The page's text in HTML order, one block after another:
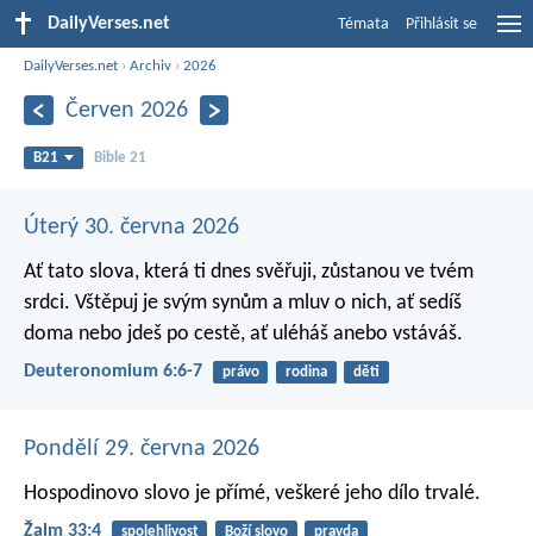
DailyVerses.net Témata Přihlásit se
DailyVerses.net ›Archiv ›2026
Červen 2026
B21 Bible 21
Úterý 30. června 2026
Ať tato slova, která ti dnes svěřuji, zůstanou ve tvém
srdci. Vštěpuj je svým synům a mluv o nich, ať sedíš
doma nebo jdeš po cestě, ať uléháš anebo vstáváš.
Deuteronomium 6:6-7 právo rodina děti
Pondělí 29. června 2026
Hospodinovo slovo je přímé, veškeré jeho dílo trvalé.
Žalm 33:4 spolehlivost Boží slovo pravda